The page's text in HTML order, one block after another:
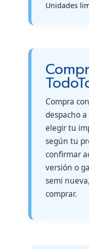
Unidades
Compra
despacho
elegir tu
según tu
confirmar
versión o
semi
comprar.